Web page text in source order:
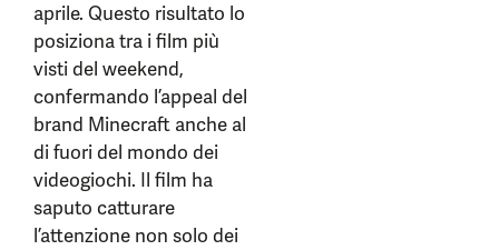
aprile. Questo risultato lo
posiziona tra i film più
visti del weekend,
confermando l’appeal del
brand Minecraft anche al
di fuori del mondo dei
videogiochi. Il film ha
saputo catturare
l’attenzione non solo dei